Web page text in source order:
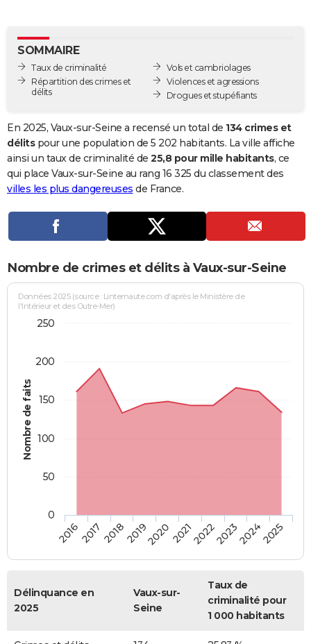
GUIDES D'ACHAT
BONS PLANS
Carte de Noël
Carte Bonne année
Carte Saint-Valentin
Carte Pâques
Carte d'anniversaire
DICTIONNAIRE
Dictionnaire
Biographies
Citations
Expressions
Proverbes
PROGRAMME TV
COPAINS D'AVANT
S'inscrire
Se connecter
Lycées
Collèges
Primaires
Universités
Entreprises
Service militaire
Avis de recherche
AVIS DE DÉCÈS
FORUM
Bricolage
Lifestyle
Culture
Sport
Auto
Television
Voyage
Cinema
SOMMAIRE
Taux de criminalité
Répartition des crimes et
délits
Vols et cambriolages
Violences et agressions
Drogues et stupéfiants
En 2025, Vaux-sur-Seine a recensé un total de 134 crimes et
délitspour une population de 5 202 habitants. La ville affiche
ainsi un taux de criminalité de 25,8 pour mille habitants, ce
qui place Vaux-sur-Seine au rang 16 325 du classement des
villes les plus dangereuses de France.
Nombre de crimes et délits à Vaux-sur-Seine
Nombre de faits
Données 2025 (source : Linternaute.com d'après le Ministère de
l'Intérieur et des Outre-Mer)
2016201720182019202020212022202320242025
0
50
100
150
200
250
Délinquance en
2025
Vaux-sur-
Seine
Taux de
criminalité pour
1 000 habitants